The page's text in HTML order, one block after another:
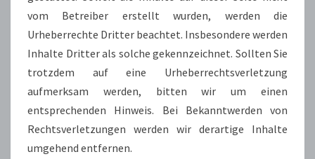
vom Betreiber erstellt wurden, werden die
Urheberrechte Dritter beachtet. Insbesondere werden
Inhalte Dritter als solche gekennzeichnet. Sollten Sie
trotzdem auf eine Urheberrechtsverletzung
aufmerksam werden, bitten wir um einen
entsprechenden Hinweis. Bei Bekanntwerden von
Rechtsverletzungen werden wir derartige Inhalte
umgehend entfernen.